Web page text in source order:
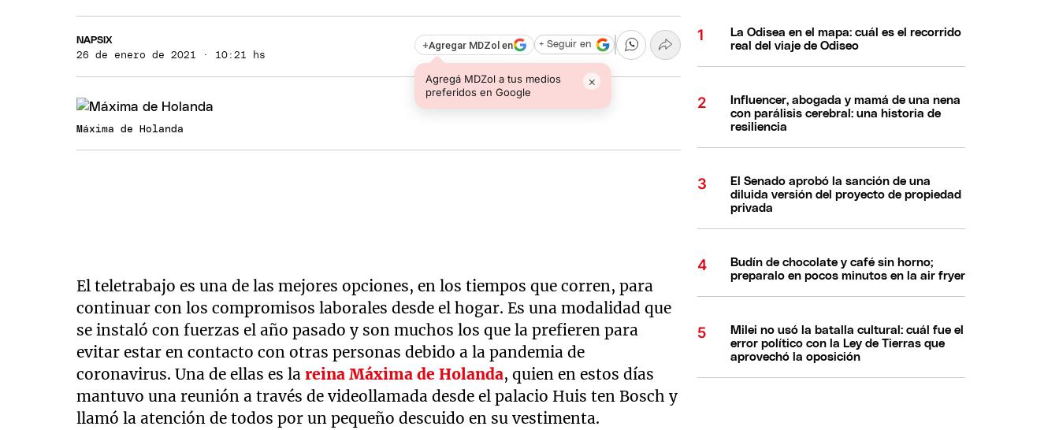
NAPSIX
26 de enero de 2021 · 10:21 hs
+Agregar MDZol en
Agregá MDZol a tus medios
preferidos en Google
×
+ Seguir en
Máxima de Holanda
El teletrabajo es una de las mejores opciones, en los tiempos que corren, para
continuar con los compromisos laborales desde el hogar. Es una modalidad que
se instaló con fuerzas el año pasado y son muchos los que la prefieren para
evitar estar en contacto con otras personas debido a la pandemia de
coronavirus. Una de ellas es lareina Máxima de Holanda, quien en estos días
mantuvo una reunión a través de videollamada desde el palacio Huis ten Bosch y
llamó la atención de todos por un pequeño descuido en su vestimenta.
La Odisea en el mapa: cuál es el recorrido
real del viaje de Odiseo
Influencer, abogada y mamá de una nena
con parálisis cerebral: una historia de
resiliencia
El Senado aprobó la sanción de una
diluida versión del proyecto de propiedad
privada
Budín de chocolate y café sin horno;
preparalo en pocos minutos en la air fryer
Milei no usó la batalla cultural: cuál fue el
error político con la Ley de Tierras que
aprovechó la oposición